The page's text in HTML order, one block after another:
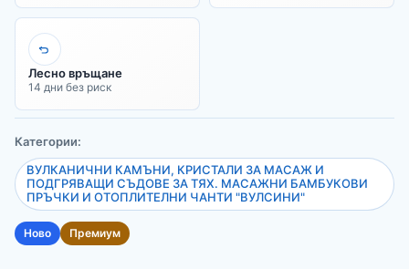
Лесно връщане
14 дни без риск
Категории:
ВУЛКАНИЧНИ КАМЪНИ, КРИСТАЛИ ЗА МАСАЖ И
ПОДГРЯВАЩИ СЪДОВЕ ЗА ТЯХ. МАСАЖНИ БАМБУКОВИ
ПРЪЧКИ И ОТОПЛИТЕЛНИ ЧАНТИ "ВУЛСИНИ"
Ново Премиум